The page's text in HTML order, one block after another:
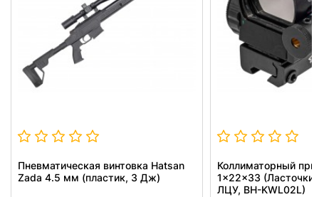
Пневматическая винтовка Hatsan
Zada 4.5 мм (пластик, 3 Дж)
Коллиматорный
1x22x33
ЛЦУ, BH-KWL02L)